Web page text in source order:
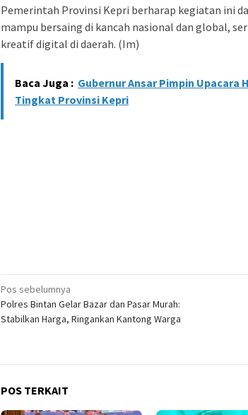
Pemerintah Provinsi Kepri berharap kegiatan ini
mampu bersaing di kancah nasional dan global,
kreatif digital di daerah. (Im)
Baca Juga : Gubernur Ansar Pimpin Upacara
Tingkat Provinsi Kepri
Navigasi
pos
Pos sebelumnya
Polres Bintan Gelar Bazar dan Pasar Murah:
Stabilkan Harga, Ringankan Kantong Warga
POS TERKAIT